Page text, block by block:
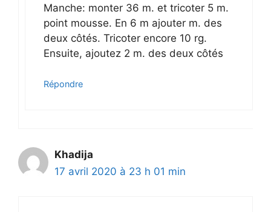
Manche: monter 36 m. et tricoter 5 m.
point mousse. En 6 m ajouter m. des
deux côtés. Tricoter encore 10 rg.
Ensuite, ajoutez 2 m. des deux côtés
Répondre
Khadija
17 avril 2020 à 23 h 01 min